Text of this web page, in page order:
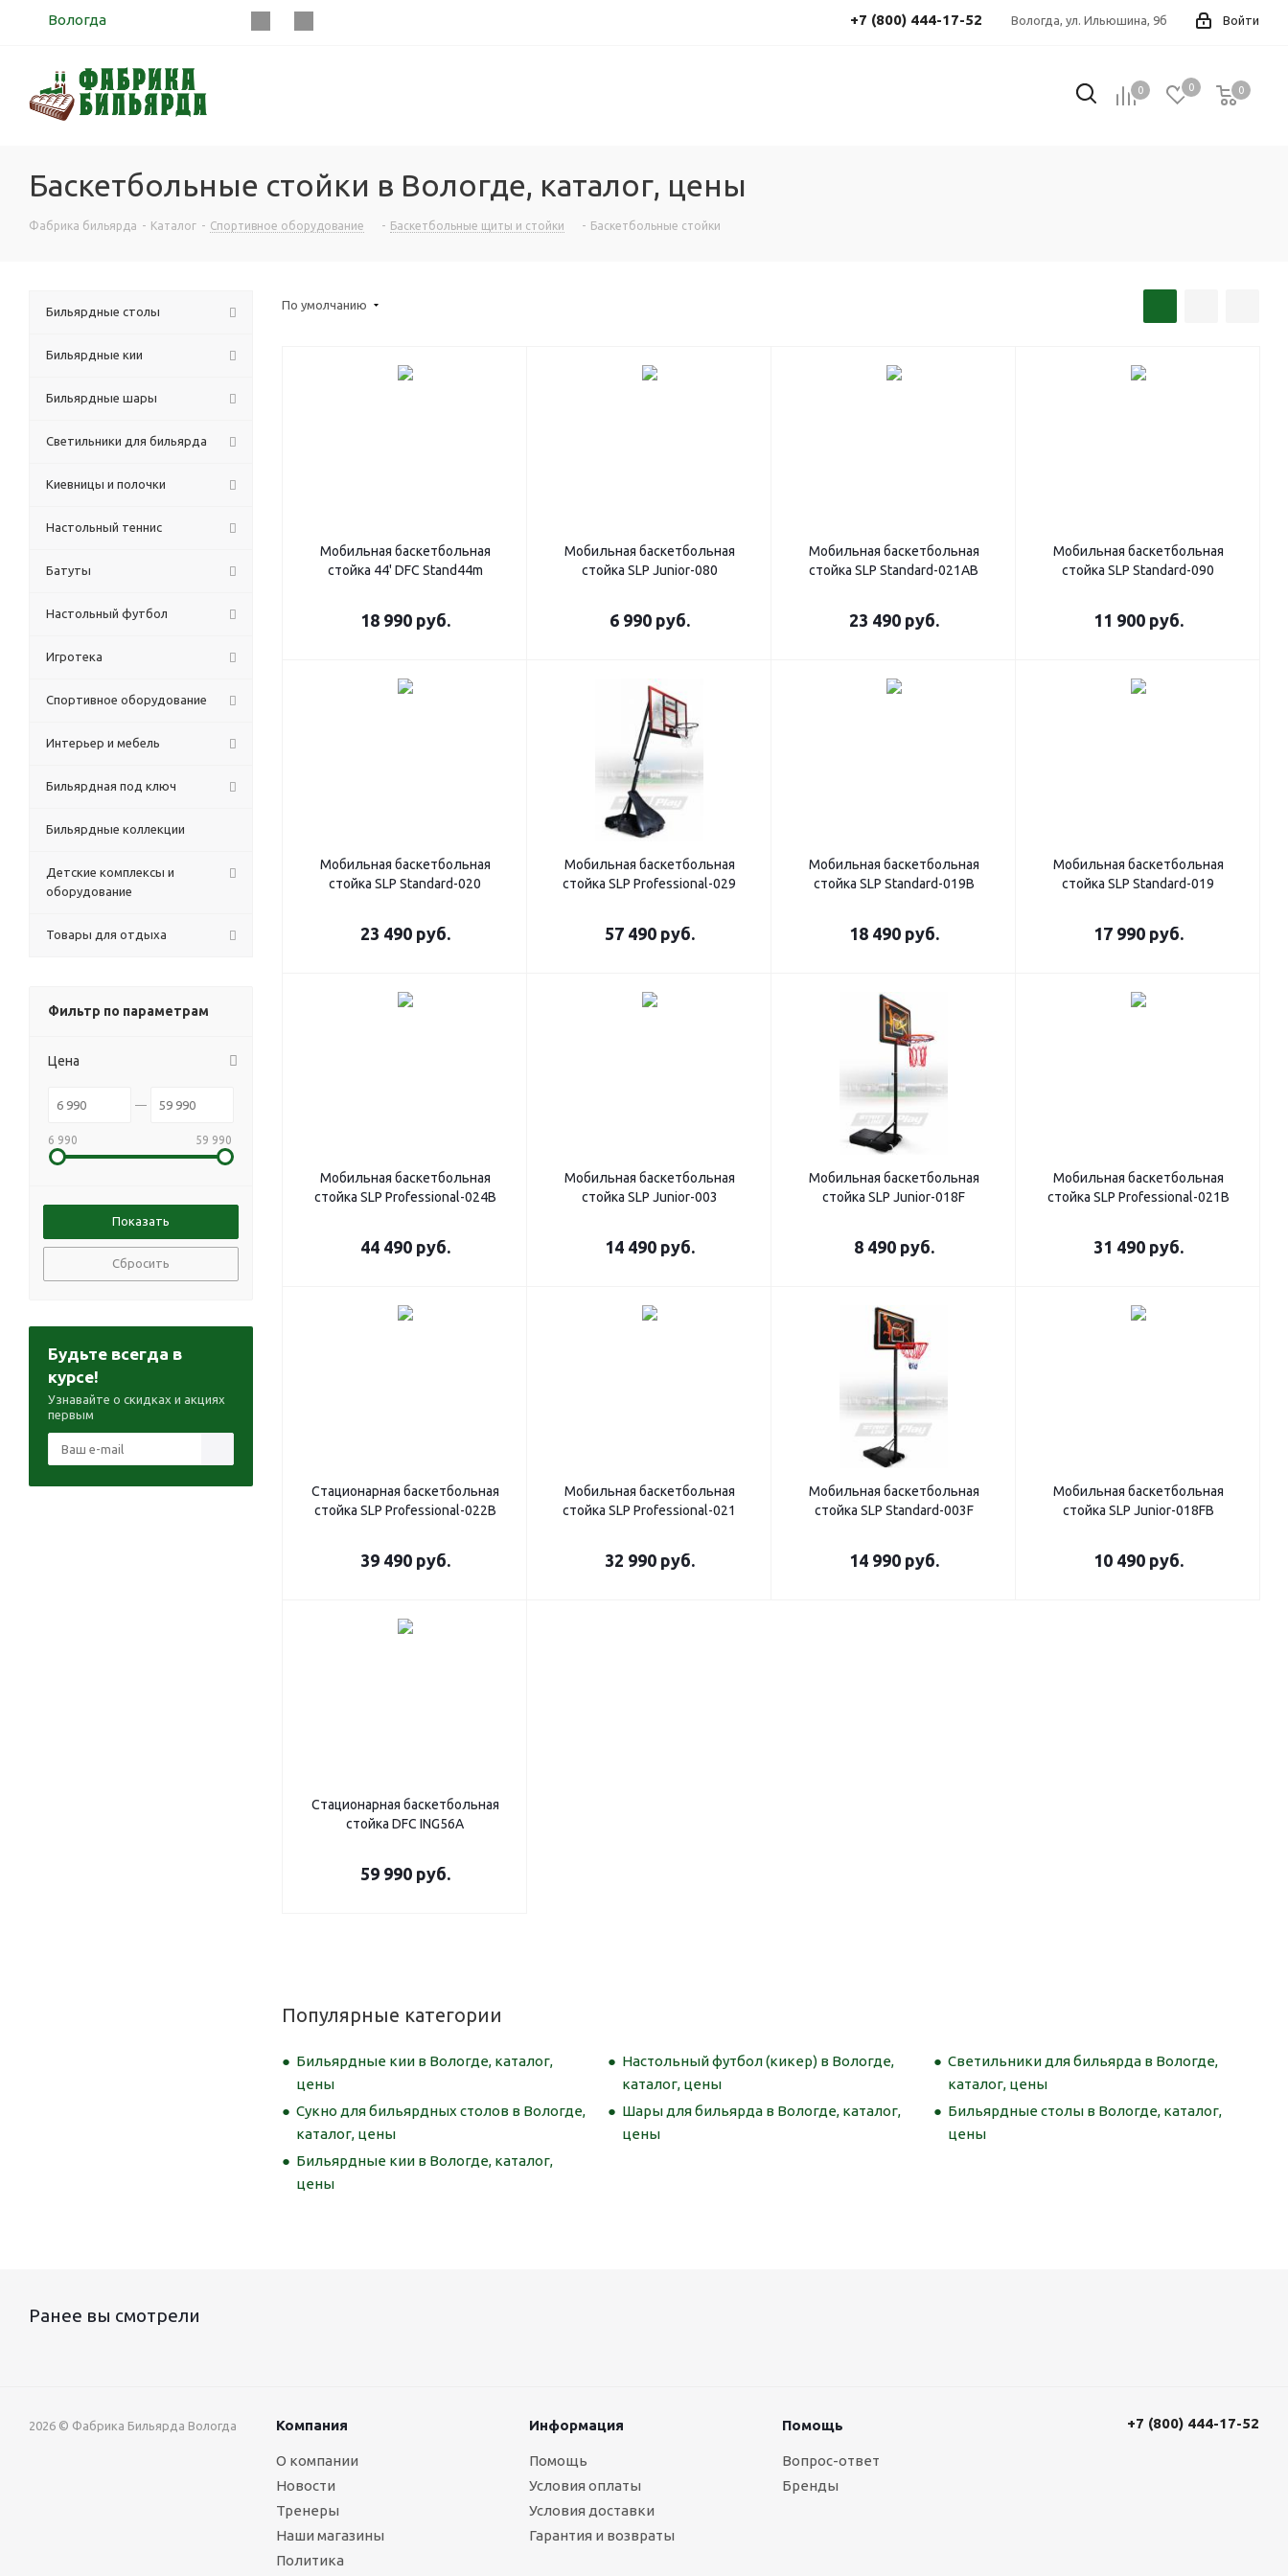
Вологда Войти
Вологда, ул. Ильюшина, 9б
+7 (800) 444-17-52
0 0 0
0
Баскетбольные стойки в Вологде, каталог, цены
Фабрика бильярда - Каталог - Спортивное оборудование - Баскетбольные щиты и стойки - Баскетбольные стойки
По умолчанию
Мобильная баскетбольная
стойка 44' DFC Stand44m
18 990руб.
Мобильная баскетбольная
стойка SLP Junior-080
6 990руб.
Мобильная баскетбольная
стойка SLP Standard-021AB
23 490руб.
Мобильная баскетбольная
стойка SLP Standard-090
11 900руб.
Мобильная баскетбольная
стойка SLP Standard-020
23 490руб.
Мобильная баскетбольная
стойка SLP Professional-029
57 490руб.
Мобильная баскетбольная
стойка SLP Standard-019B
18 490руб.
Мобильная баскетбольная
стойка SLP Standard-019
17 990руб.
Мобильная баскетбольная
стойка SLP Professional-024B
44 490руб.
Мобильная баскетбольная
стойка SLP Junior-003
14 490руб.
Мобильная баскетбольная
стойка SLP Junior-018F
8 490руб.
Мобильная баскетбольная
стойка SLP Professional-021B
31 490руб.
Стационарная баскетбольная
стойка SLP Professional-022B
39 490руб.
Мобильная баскетбольная
стойка SLP Professional-021
32 990руб.
Мобильная баскетбольная
стойка SLP Standard-003F
14 990руб.
Мобильная баскетбольная
стойка SLP Junior-018FB
10 490руб.
Стационарная баскетбольная
стойка DFC ING56A
59 990руб.
Популярные категории
Бильярдные кии в Вологде, каталог,
цены
Настольный футбол (кикер) в Вологде,
каталог, цены
Светильники для бильярда в Вологде,
каталог, цены
Сукно для бильярдных столов в Вологде,
каталог, цены
Шары для бильярда в Вологде, каталог,
цены
Бильярдные столы в Вологде, каталог,
цены
Бильярдные кии в Вологде, каталог,
цены
Бильярдные столы
Бильярдные кии
Бильярдные шары
Светильники для бильярда
Киевницы и полочки
Настольный теннис
Батуты
Настольный футбол
Игротека
Спортивное оборудование
Интерьер и мебель
Бильярдная под ключ
Бильярдные коллекции
Детские комплексы и
оборудование
Товары для отдыха
Фильтр по параметрам
Цена
6 990 59 990
Сбросить
Будьте всегда в
курсе!
Узнавайте о скидках и акциях
первым
Ранее вы смотрели
2026 © Фабрика Бильярда Вологда Компания
О компании
Новости
Тренеры
Наши магазины
Политика
Информация
Помощь
Условия оплаты
Условия доставки
Гарантия и возвраты
Помощь
Вопрос-ответ
Бренды
+7 (800) 444-17-52